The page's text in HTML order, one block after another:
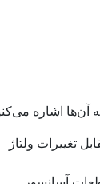
آن‌ها اشاره
تغییرات ولتاژ